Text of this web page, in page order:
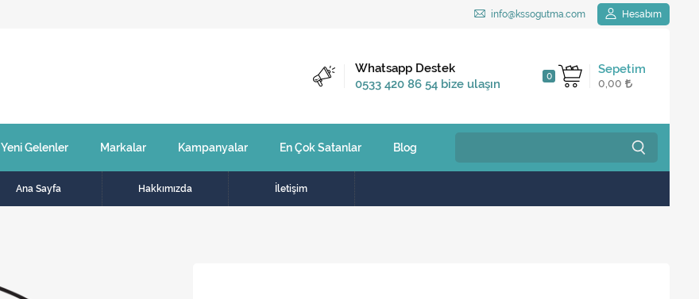
info@kssogutma.com Hesabım
Sepetim
0
0,00
Kargo Bedava
2.500 TL ve üzeri
Whatsapp Destek
0533 420 86 54 bize ulaşın
Yeni Gelenler Markalar Kampanyalar En Çok Satanlar Blog
Ana Sayfa Hakkımızda İletişim